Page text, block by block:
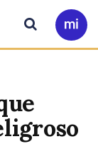
Ir
a
Buscar